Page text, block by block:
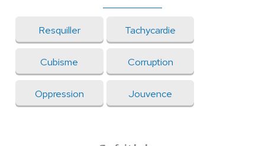
Resquiller Tachycardie
Cubisme Corruption
Oppression Jouvence